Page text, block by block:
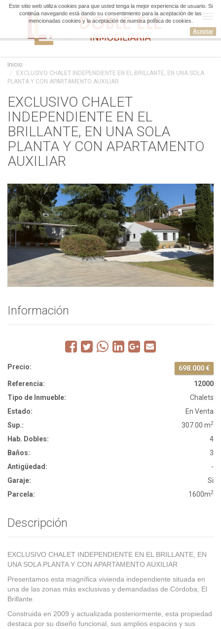
Este sitio web utiliza cookies para que usted tenga la mejor experiencia de usuario. Si
continúa navegando está dando su consentimiento para la aceptación de las
mencionadas cookies y la aceptación de nuestra política de cookies.
Aceptar
Inicio
EXCLUSIVO CHALET INDEPENDIENTE EN EL BRILLANTE, EN UNA SOLA
PLANTA Y CON APARTAMENTO AUXILIAR
EXCLUSIVO CHALET
INDEPENDIENTE EN EL
BRILLANTE, EN UNA SOLA
PLANTA Y CON APARTAMENTO
AUXILIAR
EXCLUSIVO CHALET
INDEPENDIENTE EN EL BRILLANTE,
EN UNA SOLA PLANTA Y CON
APARTAMENTO AUXILIAR
Información
Precio:
698.000 €
Referencia:
12000
Tipo de Inmueble:
Chalets
Estado:
En Venta
Sup.:
307.00 m2
Hab. Dobles:
4
Baños:
3
Antigüedad:
-
Garaje:
Si
Parcela:
1600m2
Descripción
EXCLUSIVO CHALET INDEPENDIENTE EN EL BRILLANTE, EN
UNA SOLA PLANTA Y CON APARTAMENTO AUXILIAR
Presentamos esta magnífica vivienda independiente situada en
una de las zonas más exclusivas y demandadas de Córdoba, El
Brillante.
Construida en 2009 y actualizada posteriormente, esta propiedad
destaca por su diseño funcional, sus amplios espacios y sus